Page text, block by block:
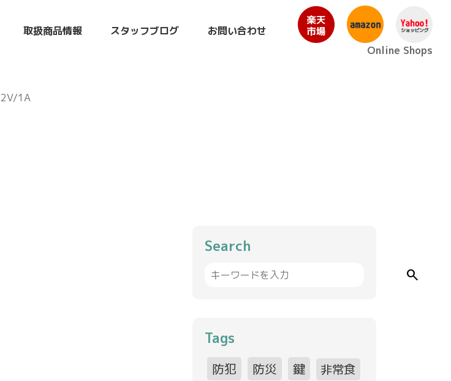
取扱商品情報 スタッフブログ
お問い合わせ
Online Shops
1A
Search
search
Tags
防犯 防災 鍵 非常食